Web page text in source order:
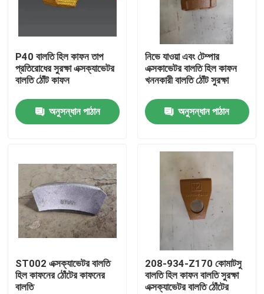
কারখানা ভ্রমণ
মান নিয়ন্ত্রণ
খবর
উদ্ধৃতির জন্য আবেদন
খননকারী রিপার দাঁত
P40 বালতি হিল কাফন তাপ
প্রতিরোধের সুরক্ষা এক্সক্যাভেটর
বালতি ঠোঁট কাফন
অনুসন্ধান পাঠান
নিভে যাওয়া এবং টেম্পার
এক্সকাভেটর বালতি হিল কাফন
খননকারী বালতি ঠোঁট সুরক্ষা
অনুসন্ধান পাঠান
ST002 এক্সক্যাভেটর বালতি
হিল কাফনের ঠোঁটের কাফনের
বালতি
208-934-Z170 কোমাটসু
বালতি হিল কাফন বালতি সুরক্ষা
এক্সক্যাভেটর বালতি ঠোঁটের